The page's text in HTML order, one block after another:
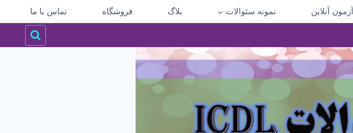
آزمون آنلاین نمونه سئوالات بلاگ فروشگاه تماس با ما